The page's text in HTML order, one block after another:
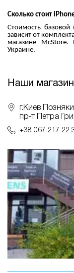
Сколько стоит
Стоимость
зависит от
магазине McStore.
Украине.
Наши
г.Киев Позняки
пр-т Петра
+38 067 217 22